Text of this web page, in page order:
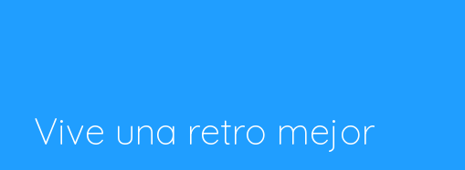
Vive una retro mejor